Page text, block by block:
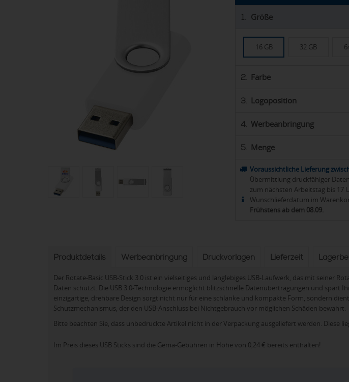
1. Größe
16 GB 32 GB
2. Farbe
3. Logoposition
4. Werbeanbringung
5. Menge
Voraussichtliche Lieferung
Übermittlung druckfähiger
zum nächsten Arbeitstag bis 17
Wunschlieferdatum im
Frühstens ab dem 08.09.
Produktdetails Werbeanbringung Druckvorlagen Lieferzeit
Der Rotate-Basic USB-Stick 3.0 ist ein vielseitiges und langlebiges USB-Laufwerk, das mit seiner
Daten schützt. Die USB 3.0-Technologie ermöglicht blitzschnelle Datenübertragungen und spart
einzigartige, drehbare Design sorgt nicht nur für eine schlanke und kompakte Form, sondern
Schutzmechanismus, der den USB-Anschluss bei Nichtgebrauch vor möglichen Schäden bewahrt.
Bitte beachten Sie, dass unbedruckte Artikel nicht in der Verpackung ausgeliefert werden. Diese
Im Preis dieses USB Sticks sind die Gema-Gebühren in Höhe von 0,24 € bereits enthalten!